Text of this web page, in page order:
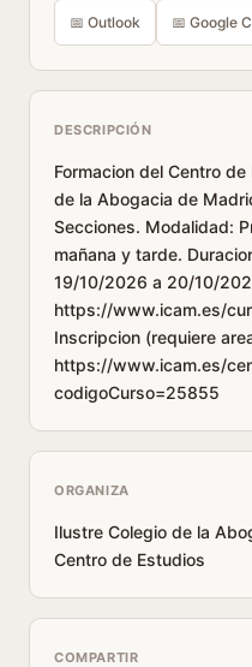
📅 Outlook 📅 Google
DESCRIPCIÓN
Formacion del Centro
de la Abogacia de
Secciones. Modalidad:
mañana y tarde.
19/10/2026 a 20/10/
https://www.icam.es/
Inscripcion (requiere
https://www.icam.es/
codigoCurso=25855
ORGANIZA
Ilustre Colegio de la
Centro de Estudios
COMPARTIR